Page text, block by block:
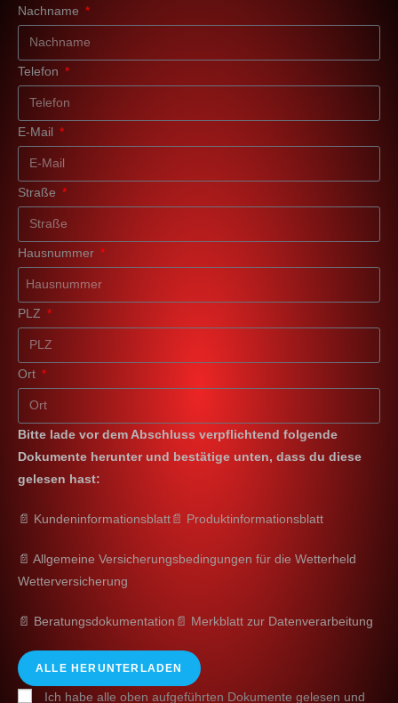
Nachname
Telefon
E-Mail
Straße
Hausnummer
PLZ
Ort
Bitte lade vor dem Abschluss verpflichtend folgende
Dokumente herunter und bestätige unten, dass du diese
gelesen hast:
📄 Kundeninformationsblatt📄 Produktinformationsblatt
📄 Allgemeine Versicherungsbedingungen für die Wetterheld
Wetterversicherung
📄 Beratungsdokumentation 📄 Merkblatt zur Datenverarbeitung
ALLE HERUNTERLADEN
Ich habe alle oben aufgeführten Dokumente gelesen und